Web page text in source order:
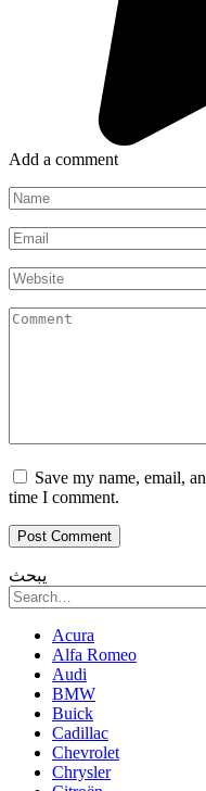
Add a comment
Name
*
Email
*
Website
Comment
Save my name, email,
time I comment.
يبحث
Search
for:
Acura
Alfa Romeo
Audi
BMW
Buick
Cadillac
Chevrolet
Chrysler